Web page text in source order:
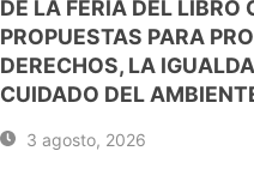
DE LA FERIA DEL LIBRO
PROPUESTAS PARA
DERECHOS, LA
CUIDADO DEL
3 agosto, 2026